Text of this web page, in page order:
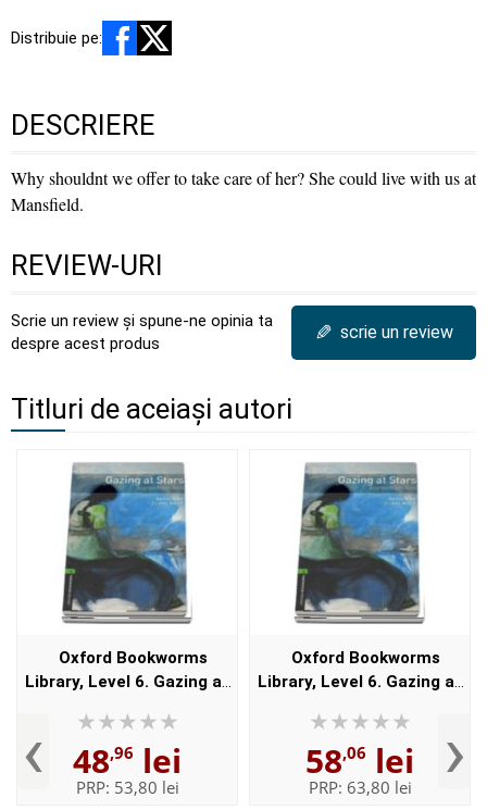
Distribuie pe:
DESCRIERE
Why shouldnt we offer to take care of her? She could live with us at
Mansfield.
REVIEW-URI
Scrie un review și spune-ne opinia ta
despre acest produs
✎ scrie un review
Titluri de aceiași autori
‹
Oxford Bookworms
Library, Level 6. Gazing at
audio CD pack
48,96 lei
PRP: 53,80 lei
Oxford Bookworms
Library, Level 6. Gazing at
audio CD pack
58,06 lei
PRP: 63,80 lei ›